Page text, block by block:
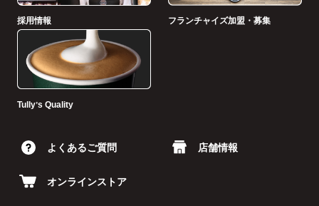
採用情報 フランチャイズ加盟・募集
Tullyʼs Quality
よくあるご質問 店舗情報
オンラインストア